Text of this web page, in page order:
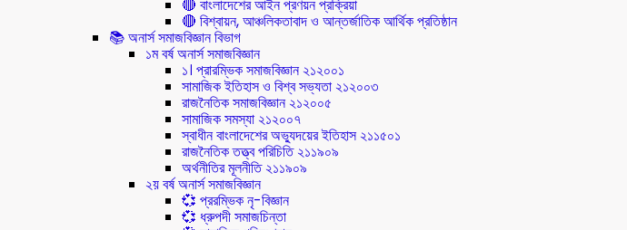
🔴 বাংলাদেশের আইন প্রণয়ন প্রক্রিয়া
🔴 বিশ্বায়ন, আঞ্চলিকতাবাদ ও আন্তর্জাতিক আর্থিক প্রতিষ্ঠান
📚 অনার্স সমাজবিজ্ঞান বিভাগ
১ম বর্ষ অনার্স সমাজবিজ্ঞান
১। প্রারম্ভিক সমাজবিজ্ঞান ২১২০০১
সামাজিক ইতিহাস ও বিশ্ব সভ্যতা ২১২০০৩
রাজনৈতিক সমাজবিজ্ঞান ২১২০০৫
সামাজিক সমস্যা ২১২০০৭
স্বাধীন বাংলাদেশের অভ্যুদয়ের ইতিহাস ২১১৫০১
রাজনৈতিক তত্ত্ব পরিচিতি ২১১৯০৯
অর্থনীতির মূলনীতি ২১১৯০৯
২য় বর্ষ অনার্স সমাজবিজ্ঞান
💞 প্ররম্ভিক নৃ-বিজ্ঞান
💞 ধ্রুপদী সমাজচিন্তা